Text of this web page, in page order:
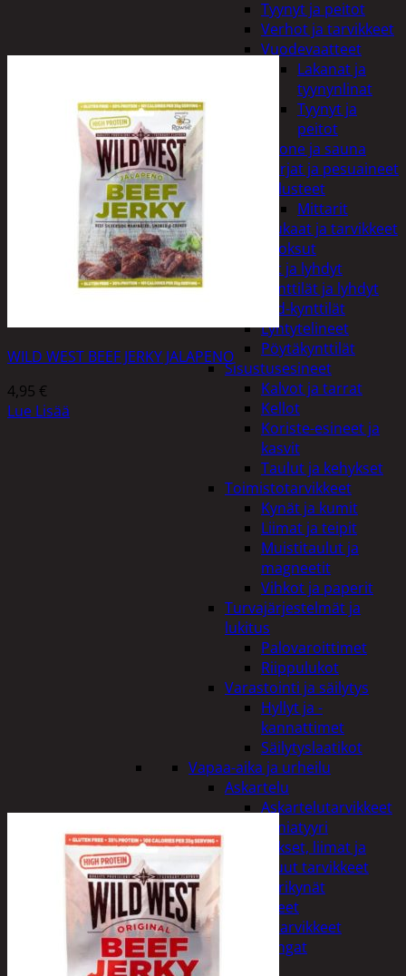
Tyynyt ja peitot
Verhot ja tarvikkeet
Vuodevaatteet
Lakanat ja
tyynynlinat
Tyynyt ja
peitot
Kylpyhuone ja sauna
Harjat ja pesuaineet
Kalusteet
Mittarit
Kiukaat ja tarvikkeet
Tuoksut
Kynttilät ja lyhdyt
Kynttilät ja lyhdyt
Led-kynttilät
Lyhtytelineet
Pöytäkynttilät
Sisustusesineet
Kalvot ja tarrat
Kellot
Koriste-esineet ja
kasvit
Taulut ja kehykset
Toimistotarvikkeet
Kynät ja kumit
Liimat ja teipit
Muistitaulut ja
magneetit
Vihkot ja paperit
Turvajärjestelmät ja
lukitus
Palovaroittimet
Riippulukot
Varastointi ja säilytys
Hyllyt ja -
kannattimet
Säilytyslaatikot
Vapaa-aika ja urheilu
Askartelu
Askartelutarvikkeet
Miniatyyri
Sakset, liimat ja
muut tarvikkeet
Värikynät
Harrasteet
Käsityötarvikkeet
Langat
WILD WEST BEEF JERKY JALAPENO
4,95 €
Lue Lisää